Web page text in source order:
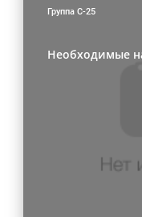
Группа С-25
Необходимые